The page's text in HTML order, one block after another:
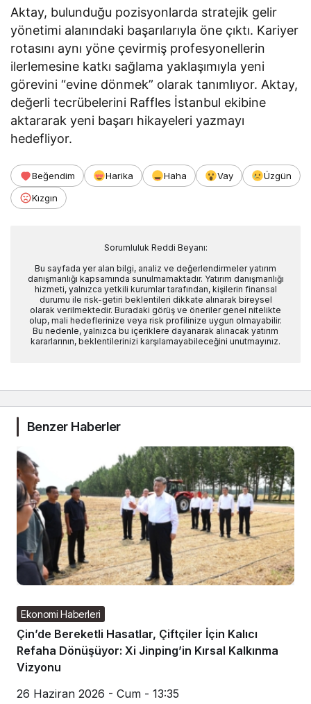
Aktay, bulunduğu pozisyonlarda stratejik gelir
yönetimi alanındaki başarılarıyla öne çıktı. Kariyer
rotasını aynı yöne çevirmiş profesyonellerin
ilerlemesine katkı sağlama yaklaşımıyla yeni
görevini “evine dönmek” olarak tanımlıyor. Aktay,
değerli tecrübelerini Raffles İstanbul ekibine
aktararak yeni başarı hikayeleri yazmayı
hedefliyor.
Beğendim Harika Haha Vay
Üzgün
Kızgın
Sorumluluk Reddi Beyanı:
Bu sayfada yer alan bilgi, analiz ve değerlendirmeler yatırım
danışmanlığı kapsamında sunulmamaktadır. Yatırım danışmanlığı
hizmeti, yalnızca yetkili kurumlar tarafından, kişilerin finansal
durumu ile risk-getiri beklentileri dikkate alınarak bireysel
olarak verilmektedir. Buradaki görüş ve öneriler genel nitelikte
olup, mali hedeflerinize veya risk profilinize uygun olmayabilir.
Bu nedenle, yalnızca bu içeriklere dayanarak alınacak yatırım
kararlarının, beklentilerinizi karşılamayabileceğini unutmayınız.
Benzer Haberler
Ekonomi Haberleri
Çin’de Bereketli Hasatlar, Çiftçiler İçin Kalıcı
Refaha Dönüşüyor: Xi Jinping’in Kırsal Kalkınma
Vizyonu
26 Haziran 2026 - Cum - 13:35